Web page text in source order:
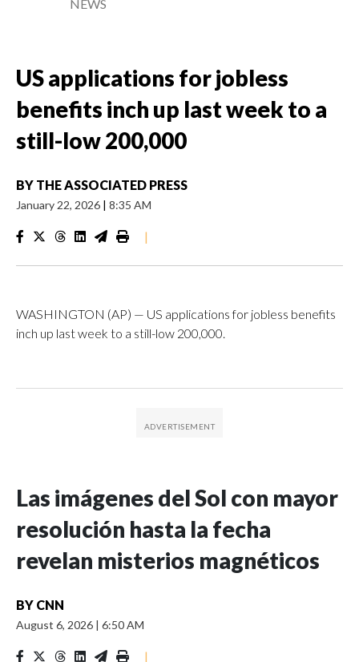
NEWS
US applications for jobless
benefits inch up last week to a
still-low 200,000
BY THE ASSOCIATED PRESS
January 22, 2026 | 8:35 AM
|
WASHINGTON (AP) — US applications for jobless benefits
inch up last week to a still-low 200,000.
Las imágenes del Sol con mayor
resolución hasta la fecha
revelan misterios magnéticos
BY CNN
August 6, 2026 | 6:50 AM
|